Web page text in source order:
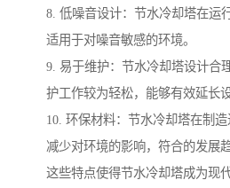
8. 低噪音设计：节水冷却塔在运
适用于对噪音敏感的环境。
9. 易于维护：节水冷却塔设计合
护工作较为轻松，能够有效延长
10. 环保材料：节水冷却塔在制造
减少对环境的影响，符合的发展趋
这些特点使得节水冷却塔成为现